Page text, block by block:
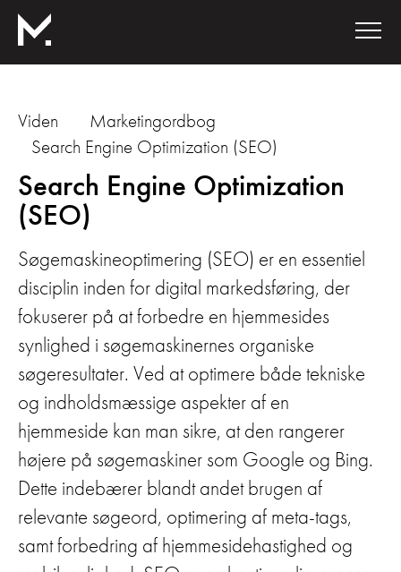
Viden
Marketingordbog
Search Engine Optimization (SEO)
Search Engine Optimization
(SEO)
Søgemaskineoptimering (SEO) er en essentiel
disciplin inden for digital markedsføring, der
fokuserer på at forbedre en hjemmesides
synlighed i søgemaskinernes organiske
søgeresultater. Ved at optimere både tekniske
og indholdsmæssige aspekter af en
hjemmeside kan man sikre, at den rangerer
højere på søgemaskiner som Google og Bing.
Dette indebærer blandt andet brugen af
relevante søgeord, optimering af meta-tags,
samt forbedring af hjemmesidehastighed og